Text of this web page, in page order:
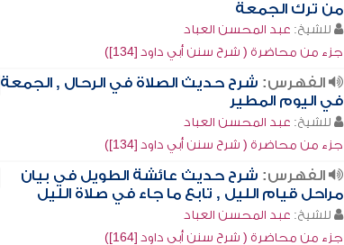
من ترك الجمعة
للشيخ: عبد المحسن العباد
جزء من محاضرة ( شرح سنن أبي داود [134])
الفهرس: شرح حديث الصلاة في الرحال , الجمعة
في اليوم المطير
للشيخ: عبد المحسن العباد
جزء من محاضرة ( شرح سنن أبي داود [134])
الفهرس: شرح حديث عائشة الطويل في بيان
مراحل قيام الليل , تابع ما جاء في صلاة الليل
للشيخ: عبد المحسن العباد
جزء من محاضرة ( شرح سنن أبي داود [164])